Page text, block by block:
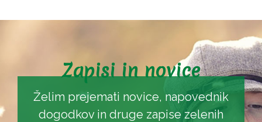
Zapisi in novice
Želim prejemati novice, napovednik
dogodkov in druge zapise zelenih